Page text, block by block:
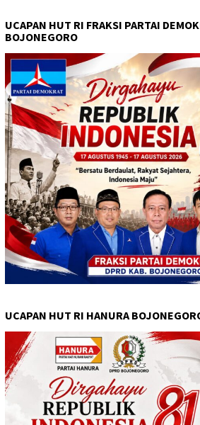
UCAPAN HUT RI FRAKSI PARTAI
BOJONEGORO
UCAPAN HUT RI HANURA